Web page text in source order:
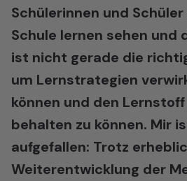
Schülerinnen und
Schule lernen sehen und
ist nicht gerade die
um Lernstrategien
können und den
behalten zu können. Mir
aufgefallen: Trotz
Weiterentwicklung der